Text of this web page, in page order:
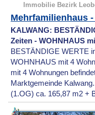
Immobilie Bezirk
Mehrfamilienhaus
KALWANG:
Zeiten - WOHNHAUS
BESTÄNDIGE WERTE
WOHNHAUS mit 4
mit 4 Wohnungen
Marktgemeinde
(1.OG) ca. 165,87 m2 +